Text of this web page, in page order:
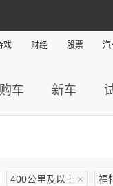
戏 财经 股票 汽
购车 新车
400公里及以上 × 福